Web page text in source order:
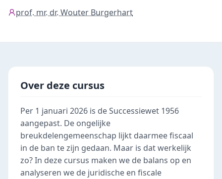
prof. mr. dr. Wouter Burgerhart
Over deze cursus
Per 1 januari 2026 is de Successiewet 1956
aangepast. De ongelijke
breukdelengemeenschap lijkt daarmee fiscaal
in de ban te zijn gedaan. Maar is dat werkelijk
zo? In deze cursus maken we de balans op en
analyseren we de juridische en fiscale